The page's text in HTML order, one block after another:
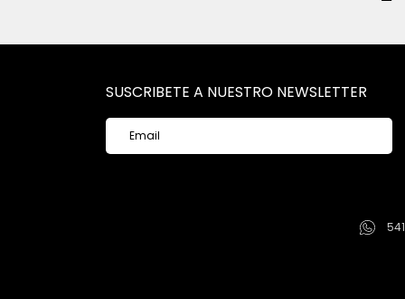
SUSCRIBETE A NUESTRO NEWSLETTER